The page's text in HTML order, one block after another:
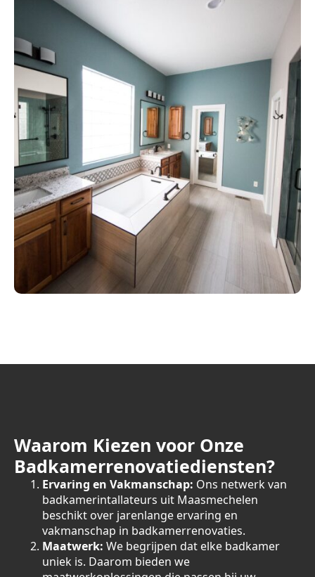
Waarom Kiezen voor Onze
Badkamerrenovatiediensten?
Ervaring en Vakmanschap: Ons netwerk van
badkamerintallateurs uit Maasmechelen
beschikt over jarenlange ervaring en
vakmanschap in badkamerrenovaties.
Maatwerk: We begrijpen dat elke badkamer
uniek is. Daarom bieden we